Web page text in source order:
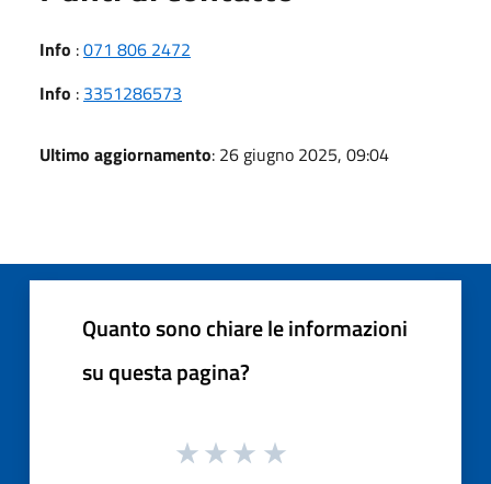
Info :071 806 2472
Info : 3351286573
Ultimo aggiornamento: 26 giugno 2025, 09:04
Quanto sono chiare le informazioni
su questa pagina?